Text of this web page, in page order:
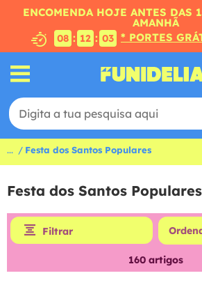
ENCOMENDA HOJE ANTES DAS
AMANHÃ
08 : 12 : 02 * PORTES
... Festa dos Santos Populares
Festa dos Santos Populares
Filtrar
160artigos